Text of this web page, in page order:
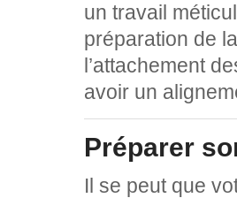
un travail
préparation de
l’attachement
avoir un
Préparer
Il se peut que